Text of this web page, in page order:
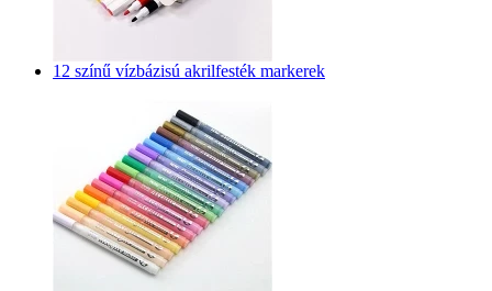
12 színű vízbázisú akrilfesték markerek